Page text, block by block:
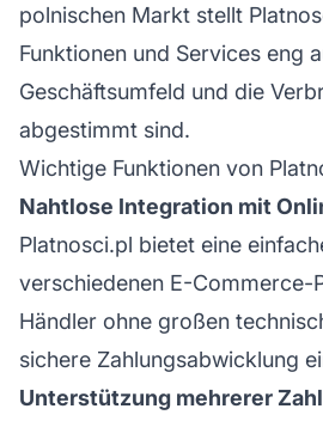
polnischen Markt stellt
Funktionen und Services eng
Geschäftsumfeld und die
abgestimmt sind.
Wichtige Funktionen von
Nahtlose Integration mit
Platnosci.pl bietet eine
verschiedenen E-Commerce-
Händler ohne großen
sichere Zahlungsabwicklung
Unterstützung mehrerer